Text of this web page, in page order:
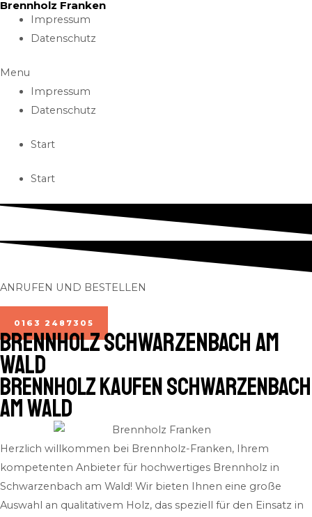
Skip
content
Brennholz Franken
Impressum
Datenschutz
Menu
Impressum
Datenschutz
Start
Start
ANRUFEN UND BESTELLEN
0163 2487305
BRENNHOLZ Schwarzenbach am
Wald
Brennholz kaufen Schwarzenbach
am Wald
Herzlich willkommen bei Brennholz-Franken, Ihrem
kompetenten Anbieter für hochwertiges Brennholz in
Schwarzenbach am Wald! Wir bieten Ihnen eine große
Auswahl an qualitativem Holz, das speziell für den Einsatz in